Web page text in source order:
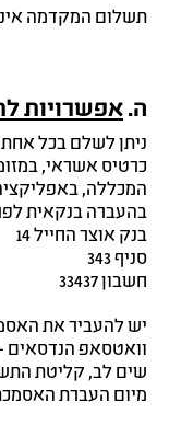
תשלום המקדמה
ה.אפשרויות
ניתן לשלם בכל
כרטיס אשראי,
המכללה,
בהעברה בנקאית
בנק אוצר החייל 14
סניף 343
חשבון 33437
יש להעביר את
וואטסאפ הנדסאים –
מיום העברת